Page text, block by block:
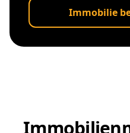
Immobilie